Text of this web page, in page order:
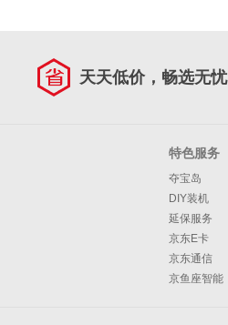
天天低价，畅选无忧
特色服务
夺宝岛
DIY装机
延保服务
京东E卡
京东通信
京鱼座智能